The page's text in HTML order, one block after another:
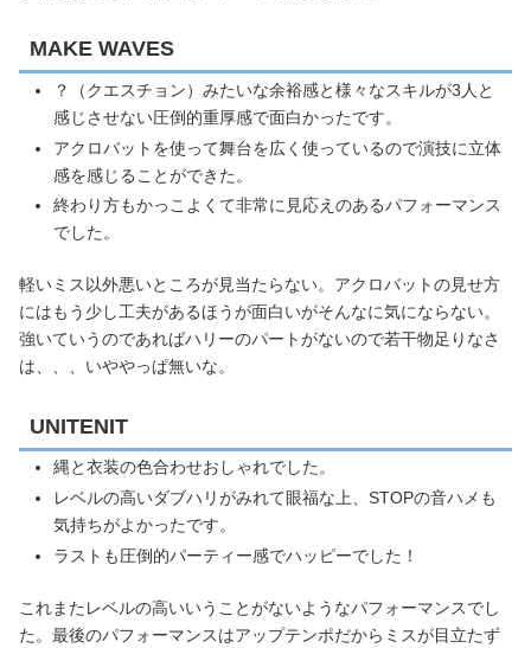
MAKE WAVES
？（クエスチョン）みたいな余裕感と様々なスキルが3人と
感じさせない圧倒的重厚感で面白かったです。
アクロバットを使って舞台を広く使っているので演技に立体
感を感じることができた。
終わり方もかっこよくて非常に見応えのあるパフォーマンス
でした。
軽いミス以外悪いところが見当たらない。アクロバットの見せ方
にはもう少し工夫があるほうが面白いがそんなに気にならない。
強いていうのであればハリーのパートがないので若干物足りなさ
は、、、いややっぱ無いな。
UNITENIT
縄と衣装の色合わせおしゃれでした。
レベルの高いダブハリがみれて眼福な上、STOPの音ハメも
気持ちがよかったです。
ラストも圧倒的パーティー感でハッピーでした！
これまたレベルの高いいうことがないようなパフォーマンスでし
た。最後のパフォーマンスはアップテンポだからミスが目立たず